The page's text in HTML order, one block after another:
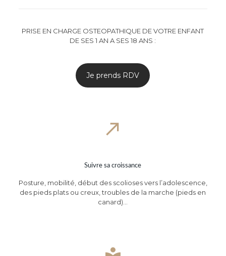
PRISE EN CHARGE OSTEOPATHIQUE DE VOTRE ENFANT
DE SES 1 AN A SES 18 ANS :
Je prends RDV
Suivre sa croissance
Posture, mobilité, début des scolioses vers l’adolescence,
des pieds plats ou creux, troubles de la marche (pieds en
canard)…